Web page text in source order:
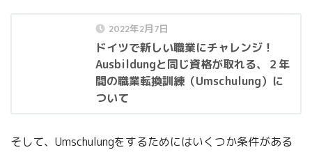
2022年2月7日
ドイツで新しい職業にチャレンジ！
Ausbildungと同じ資格が取れる、２年
間の職業転換訓練（Umschulung）に
ついて
そして、Umschulungをするためにはいくつか条件がある